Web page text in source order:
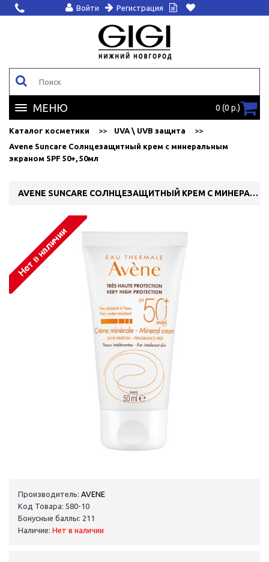
Войти Регистрация
МЕНЮ 0 (0 р.)
Каталог косметики
UVA \ UVB защита
Avene Suncare Солнцезащитный крем с минеральным
экраном SPF 50+, 50мл
AVENE SUNCARE СОЛНЦЕЗАЩИТНЫЙ КРЕМ С МИНЕРАЛЬНЫМ ЭКРАНОМ SPF 50+, 50МЛ
Производитель: AVENE
Код Товара: 580-10
Бонусные баллы: 211
Наличие: Нет в наличии